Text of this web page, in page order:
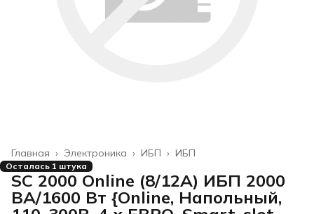
ИБП
ИБП ›
Электроника ›
Главная ›
Осталась 1 штука
SC 2000 Online (8/12A) ИБП 2000
ВА/1600 Вт {Online, Напольный,